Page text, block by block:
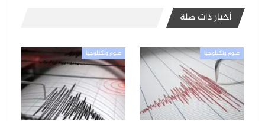
أخبار ذات صلة
علوم وتكنلوجيا علوم وتكنلوجيا